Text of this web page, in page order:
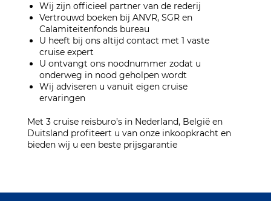
Wij zijn officieel partner van de rederij
Vertrouwd boeken bij ANVR, SGR en
Calamiteitenfonds bureau
U heeft bij ons altijd contact met 1 vaste
cruise expert
U ontvangt ons noodnummer zodat u
onderweg in nood geholpen wordt
Wij adviseren u vanuit eigen cruise
ervaringen
Met 3 cruise reisburo’s in Nederland, België en
Duitsland profiteert u van onze inkoopkracht en
bieden wij u een beste prijsgarantie